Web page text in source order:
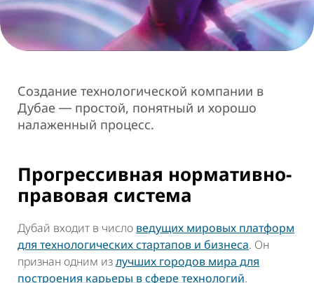
Создание технологической компании в
Дубае ― простой, понятный и хорошо
налаженный процесс.
Прогрессивная нормативно-
правовая система
Дубай входит в число ведущих мировых платформ
для технологических стартапов и бизнеса. Он
признан одним излучших городов мира для
построения карьеры в сфере технологий.